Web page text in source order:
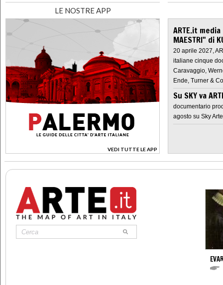
LE NOSTRE APP
VEDI TUTTE LE APP
>
ARTE.it
MAESTRI" di
20 aprile 2027,
italiane cinque
Caravaggio,
Ende, Turner &
Su SKY va
documentario
agosto su Sky Arte